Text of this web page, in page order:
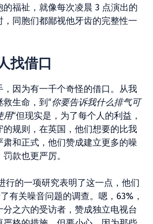
的福祉，就像每次凌晨 3 点演出的
，同胞们都鄙视他牙齿的完整性一
找借口
，因为有一千个奇怪的借口。从我
生命，到“你要告诉我什么排气可
用“但现实是，为了每个人的利益，
的规则，在英国，他们想要的比我
肃和正式，他们赞成建立更多的噪
款也更严厉。
行的一项研究表明了这一点，他们
有关噪音问题的调查。嗯，63%，
分之六的受访者，赞成独立电视台